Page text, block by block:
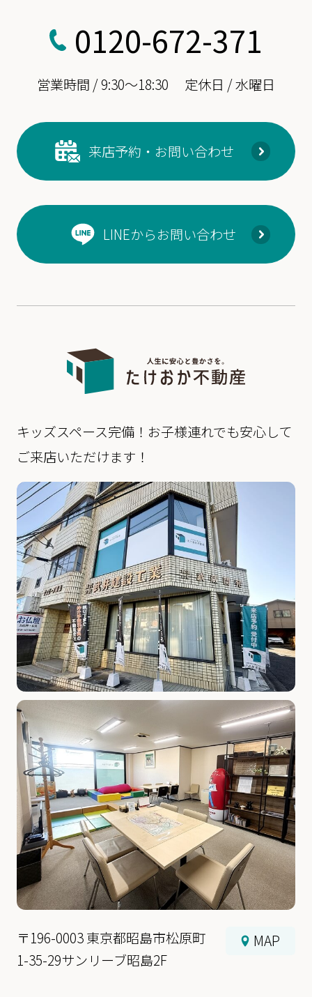
0120-672-371
営業時間 / 9:30～18:30 定休日 / 水曜日
来店予約・お問い合わせ
LINEからお問い合わせ
キッズスペース完備！お子様連れでも安心して
ご来店いただけます！
〒196-0003 東京都昭島市松原町
1-35-29サンリーブ昭島2F
MAP